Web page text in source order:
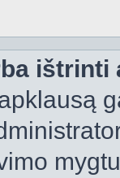
ištrinti